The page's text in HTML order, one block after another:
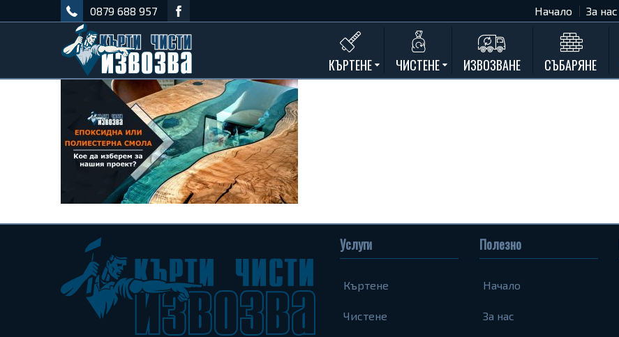
0879 688 957 Начало За нас
КЪРТЕНЕ
Къртене на дограма и подпрозорец
ЧИСТЕНЕ ИЗВОЗВАНЕ СЪБАРЯНЕ
Услуги
Къртене
Чистене
Полезно
Начало
За нас